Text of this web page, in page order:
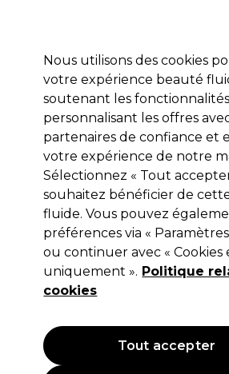
Se
Marques Bons plans Coiffure
Livraison et délais
lire la suite
Vitality's
Vitality's Art Oxydant
8 )
5,30 €Hors TVA(TARIF
6,36 €TVA incluse)
Nous utilisons des cookies
votre expérience beauté
soutenant les
personnalisant les offres
partenaires de confiance et
votre expérience de notre
Sélectionnez « Tout
souhaitez bénéficier de
fluide. Vous pouvez
préférences via «
ou continuer avec « Cookies
uniquement ». Politique
cookies
Tout accepter